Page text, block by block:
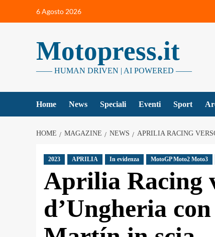
6 Agosto 2026
Motopress.it
—— HUMAN DRIVEN | AI POWERED ——
Home News Speciali Eventi Sport
HOME MAGAZINE NEWS APRILIA RACING
2023 APRILIA In evidenza MotoGP Moto2 Moto3
Aprilia Racing
d’Ungheria